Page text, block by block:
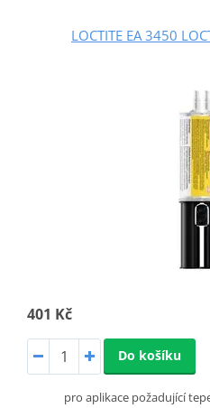
LOCTITE EA 3450
401 Kč
Do košíku
pro aplikace požadující